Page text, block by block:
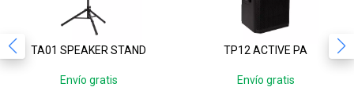
TA01 SPEAKER STAND
Envío gratis
TP12 ACTIVE PA
Envío gratis